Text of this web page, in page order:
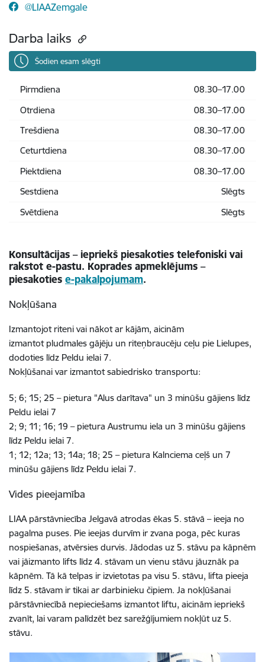
@LIAAZemgale
Darba laiks
Šodien esam slēgti
Pirmdiena
08.30–17.00
Otrdiena
08.30–17.00
Trešdiena
08.30–17.00
Ceturtdiena
08.30–17.00
Piektdiena
08.30–17.00
Sestdiena
Slēgts
Svētdiena
Slēgts
Konsultācijas – iepriekš piesakoties telefoniski vai
rakstot e-pastu. Koprades apmeklējums –
piesakoties e-pakalpojumam.
Nokļūšana
Izmantojot riteni vai nākot ar kājām, aicinām
izmantot pludmales gājēju un riteņbraucēju ceļu pie Lielupes,
dodoties līdz Peldu ielai 7.
Nokļūšanai var izmantot sabiedrisko transportu:
5; 6; 15; 25 – pietura "Alus darītava" un 3 minūšu gājiens līdz
Peldu ielai 7
2; 9; 11; 16; 19 – pietura Austrumu iela un 3 minūšu gājiens
līdz Peldu ielai 7.
1; 12; 12a; 13; 14a; 18; 25 – pietura Kalnciema ceļš un 7
minūšu gājiens līdz Peldu ielai 7.
Vides pieejamība
LIAA pārstāvniecība Jelgavā atrodas ēkas 5. stāvā –ieeja no
pagalma puses. Pie ieejas durvīm ir zvana poga, pēc kuras
nospiešanas, atvērsies durvis. Jādodas uz 5. stāvu pa kāpnēm
vai jāizmanto lifts līdz 4. stāvam un vienu stāvu jāuznāk pa
kāpnēm. Tā kā telpas ir izvietotas pa visu 5. stāvu, lifta pieeja
līdz 5. stāvam ir tikai ar darbinieku čipiem. Ja nokļūšanai
pārstāvniecībā nepieciešams izmantot liftu, aicinām iepriekš
zvanīt, lai varam palīdzēt bez sarežģījumiem nokļūt uz 5.
stāvu.